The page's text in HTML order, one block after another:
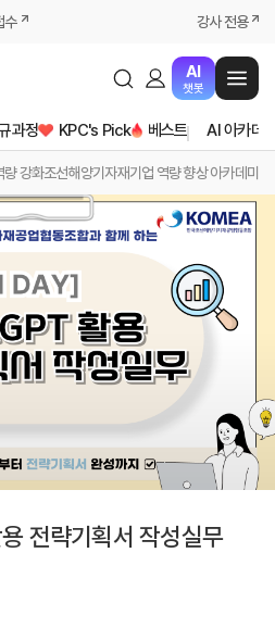
수 강사 전용
AI
챗봇
과정 KPC's Pick 베스트 AI 아카데
량 강화조선해양기자재기업 역량 향상 아카데미
전략기획서 작성실무